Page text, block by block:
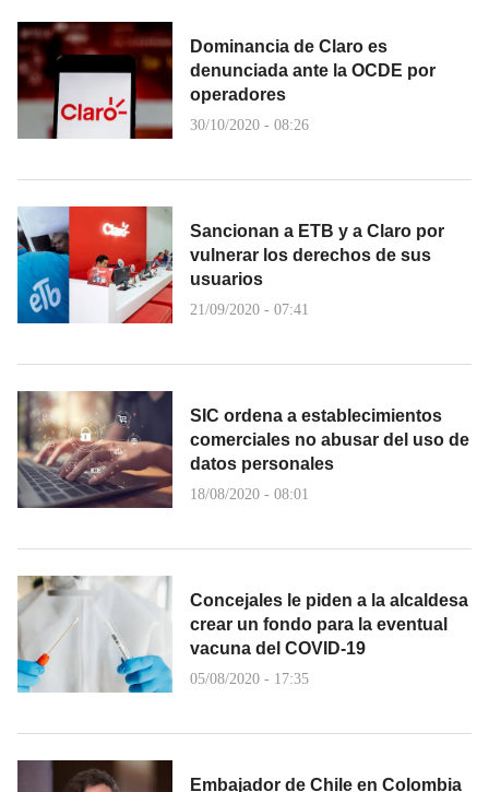
Dominancia de Claro es
denunciada ante la OCDE por
operadores
30/10/2020 - 08:26
Sancionan a ETB y a Claro por
vulnerar los derechos de sus
usuarios
21/09/2020 - 07:41
SIC ordena a establecimientos
comerciales no abusar del uso de
datos personales
18/08/2020 - 08:01
Concejales le piden a la alcaldesa
crear un fondo para la eventual
vacuna del COVID-19
05/08/2020 - 17:35
Embajador de Chile en Colombia